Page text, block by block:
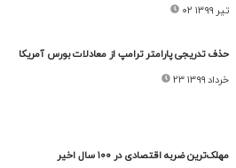
۰۲ تیر ۱۳۹۹
حذف تدریجی پارامتر ترامپ از معادلات بورس آمریکا
۲۳ خرداد ۱۳۹۹
مهلک‌ترین ضربه اقتصادی در ۱۰۰ سال اخیر